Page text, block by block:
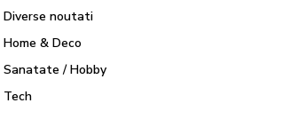
Diverse noutati
Home & Deco
Sanatate / Hobby
Tech